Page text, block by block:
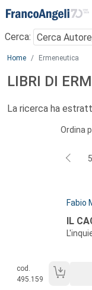
Menu
Cerca:
Main content
Home Ermeneutica
LIBRI DI
La ricerca ha
Ordina
5
Autori:
Fabio
IL
cod.
495.159